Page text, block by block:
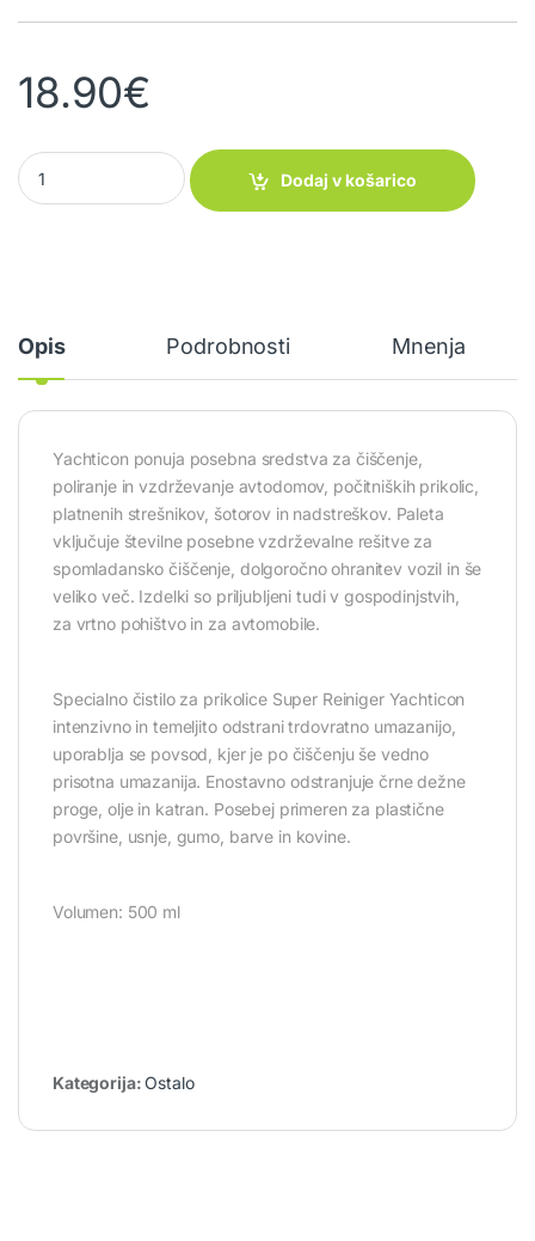
18.90€
Specialno čistilo za prikolice Super Reiniger quantity
Dodaj v košarico
Opis Podrobnosti Mnenja
Yachticon ponuja posebna sredstva za čiščenje,
poliranje in vzdrževanje avtodomov, počitniških prikolic,
platnenih strešnikov, šotorov in nadstreškov. Paleta
vključuje številne posebne vzdrževalne rešitve za
spomladansko čiščenje, dolgoročno ohranitev vozil in še
veliko več. Izdelki so priljubljeni tudi v gospodinjstvih,
za vrtno pohištvo in za avtomobile.
Specialno čistilo za prikolice Super Reiniger Yachticon
intenzivno in temeljito odstrani trdovratno umazanijo,
uporablja se povsod, kjer je po čiščenju še vedno
prisotna umazanija. Enostavno odstranjuje črne dežne
proge, olje in katran. Posebej primeren za plastične
površine, usnje, gumo, barve in kovine.
Volumen: 500 ml
Kategorija:Ostalo